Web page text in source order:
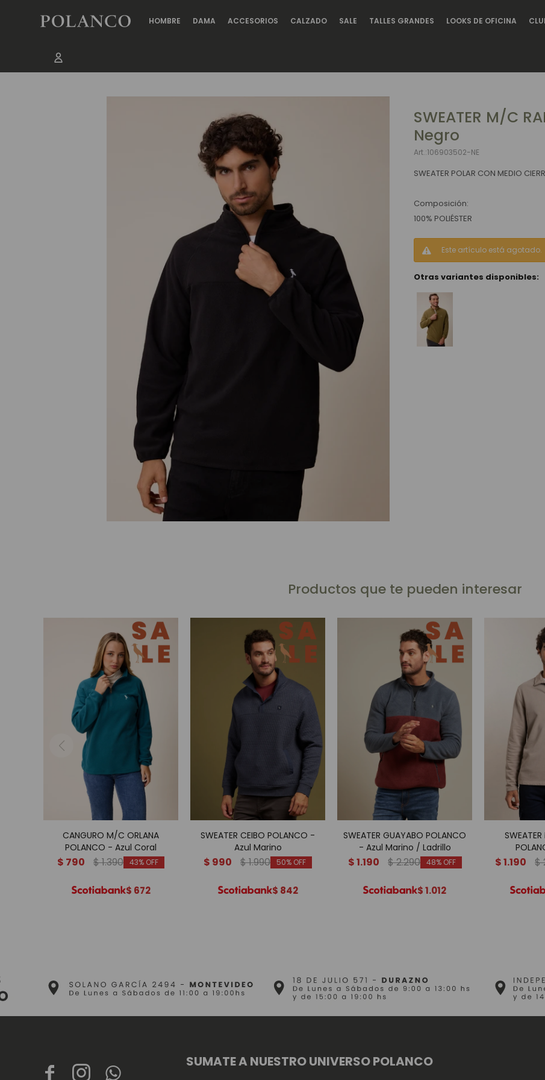
HOMBRE DAMA ACCESORIOS CALZADO SALE TALLES GRANDES LOOKS DE OFICINA
SWEATER M/C
Negro
106903502-NE
SWEATER POLAR CON MEDIO
Composición:
100% POLIÉSTER
Este artículo está agotado.
Otras variantes disponibles:
Productos que te pueden interesar
CANGURO M/C ORLANA
POLANCO - Azul Coral
$ 790 $1.390 43
$ 672
SWEATER CEIBO POLANCO -
Azul Marino
$ 990 $1.990 50
$ 842
SWEATER GUAYABO POLANCO
- Azul Marino / Ladrillo
$1.190 $2.290 48
$1.012
$1.190 $
  
SUMATE A NUESTRO UNIVERSO POLANCO